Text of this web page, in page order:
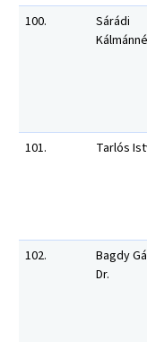
100.
Sárádi
101.
Tarlós
102.
Bagdy
Dr.